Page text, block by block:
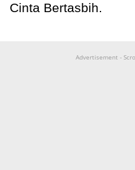
Cinta Bertasbih.
Advertisement -